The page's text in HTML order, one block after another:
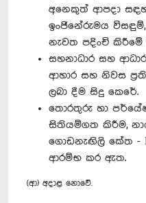
අනෙකුත් ආපදා
ඉංජිනේරුමය
නැවත පදිංචි කිරීමේ
සහනාධාර සහ
ආහාර සහ නිවස
ලබා දීම සිදු කෙරේ.
තොරතුරු හා
සිතියම්ගත කිරීම,
ගොඩනැඟිලි කේත -
ආරම්භ කර ඇත.
(ආ) අදාළ නොවේ.